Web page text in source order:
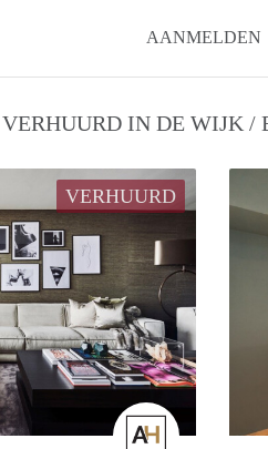
AANMELDEN
IN DE WIJK /
VERHUURD